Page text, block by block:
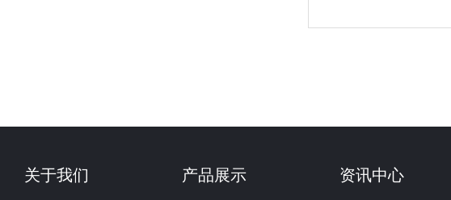
关于我们 产品展示 资讯中心